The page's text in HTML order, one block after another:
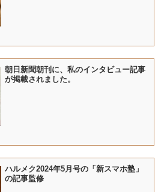
朝日新聞朝刊に、私のインタビュー記事
が掲載されました。
ハルメク2024年5月号の「新スマホ塾」
の記事監修